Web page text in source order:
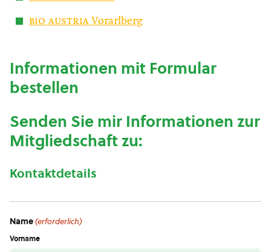
bio austria Vorarlberg
Informationen mit Formular
bestellen
Senden Sie mir Informationen zur
Mitgliedschaft zu:
Kontaktdetails
Name(erforderlich)
Vorname